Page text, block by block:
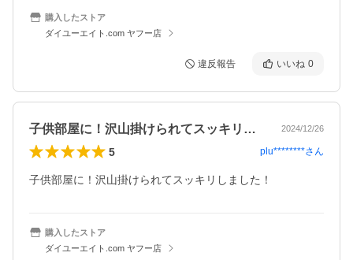
購入したストア
ダイユーエイト.com ヤフー店
違反報告 いいね 0
子供部屋に！沢山掛けられてスッキリしま… 2024/12/26
5 plu********さん
子供部屋に！沢山掛けられてスッキリしました！
購入したストア
ダイユーエイト.com ヤフー店